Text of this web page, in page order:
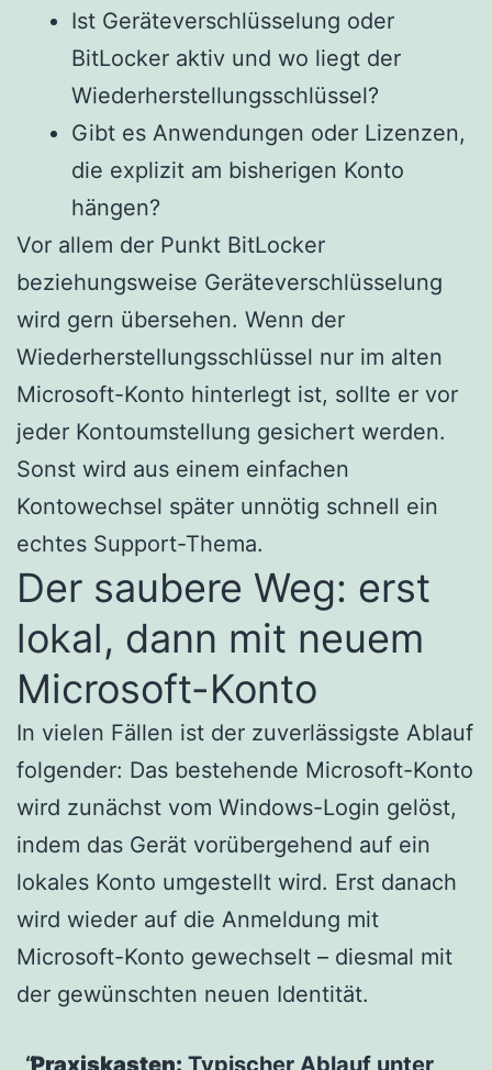
Ist Geräteverschlüsselung oder
BitLocker aktiv und wo liegt der
Wiederherstellungsschlüssel?
Gibt es Anwendungen oder Lizenzen,
die explizit am bisherigen Konto
hängen?
Vor allem der Punkt BitLocker
beziehungsweise Geräteverschlüsselung
wird gern übersehen. Wenn der
Wiederherstellungsschlüssel nur im alten
Microsoft-Konto hinterlegt ist, sollte er vor
jeder Kontoumstellung gesichert werden.
Sonst wird aus einem einfachen
Kontowechsel später unnötig schnell ein
echtes Support-Thema.
Der saubere Weg: erst
lokal, dann mit neuem
Microsoft-Konto
In vielen Fällen ist der zuverlässigste Ablauf
folgender: Das bestehende Microsoft-Konto
wird zunächst vom Windows-Login gelöst,
indem das Gerät vorübergehend auf ein
lokales Konto umgestellt wird. Erst danach
wird wieder auf die Anmeldung mit
Microsoft-Konto gewechselt – diesmal mit
der gewünschten neuen Identität.
Praxiskasten: Typischer Ablauf unter